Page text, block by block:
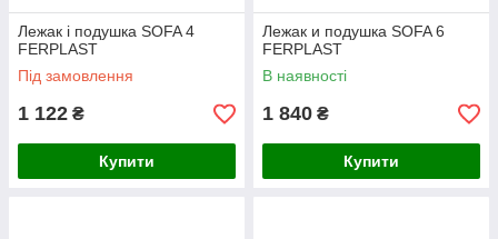
Лежак і подушка SOFA 4
FERPLAST
Під замовлення
1 122 ₴
Купити
Лежак и подушка SOFA 6
FERPLAST
В наявності
1 840 ₴
Купити